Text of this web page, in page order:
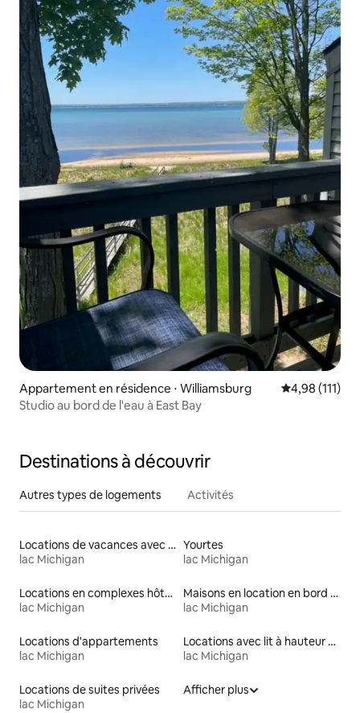
Appartement en résidence ⋅ Williamsburg Évaluation
4,98 (111)
Studio au bord de l'eau à East Bay
Destinations à découvrir
Autres types de logements Activités
Locations de vacances avec piscine
lac Michigan
Yourtes
lac Michigan
Locations en complexes hôteliers
lac Michigan
Maisons en location en bord de mer
lac Michigan
Locations d'appartements
lac Michigan
Locations avec lit à hauteur adaptée
lac Michigan
Locations de suites privées
lac Michigan
Afficher plus